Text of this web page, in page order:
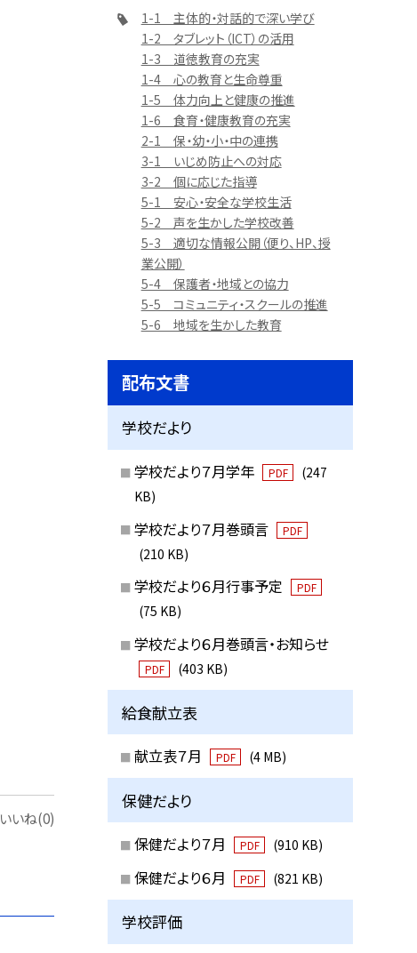
いいね(0)
1-1 主体的・対話的で深い学び
1-2 タブレット（ICT）の活用
1-3 道徳教育の充実
1-4 心の教育と生命尊重
1-5 体力向上と健康の推進
1-6 食育・健康教育の充実
2-1 保・幼・小・中の連携
3-1 いじめ防止への対応
3-2 個に応じた指導
5-1 安心・安全な学校生活
5-2 声を生かした学校改善
5-3 適切な情報公開（便り、HP、授
業公開）
5-4 保護者・地域との協力
5-5 コミュニティ・スクールの推進
5-6 地域を生かした教育
配布文書
学校だより
学校だより７月学年 PDF
(247
KB)
学校だより７月巻頭言 PDF
(210 KB)
学校だより６月行事予定 PDF
(75 KB)
学校だより６月巻頭言・お知らせ
PDF (403 KB)
給食献立表
献立表７月 PDF (4 MB)
保健だより
保健だより７月 PDF (910 KB)
保健だより６月 PDF (821 KB)
学校評価